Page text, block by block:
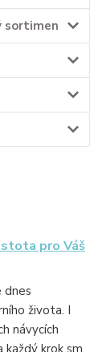
sortimen
pro Váš
dnes
života. I
návycích
krok sm...